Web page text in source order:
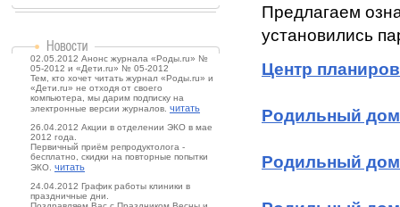
02.05.2012 Анонс журнала «Роды.ru» №
05-2012 и «Дети.ru» № 05-2012
Тем, кто хочет читать журнал «Роды.ru» и
«Дети.ru» не отходя от своего
компьютера, мы дарим подписку на
электронные версии журналов. читать
26.04.2012 Акции в отделении ЭКО в мае
2012 года.
Первичный приём репродуктолога -
бесплатно, скидки на повторные попытки
ЭКО. читать
24.04.2012 График работы клиники в
праздничные дни.
Предлагаем
установились
Центр
Родильный
Родильный